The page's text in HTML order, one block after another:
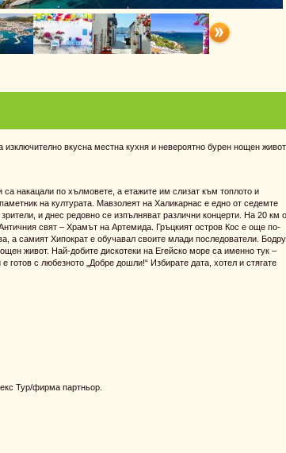
вкусна местна кухня и невероятно бурен нощен живот.
накацали по хълмовете, а етажите им слизат към топлото и
на културата. Мавзолеят на Халикарнас е едно от седемте
и днес редовно се изпълняват различни концерти. На 20 км
свят – Храмът на Артемида. Гръцкият остров Кос е още по-
а самият Хипократ е обучавал своите млади последователи.
живот. Най-добите дискотеки на Егейско море са именно тук –
с любезното „Добре дошли!“ Избирате дата, хотел и стягате
Тур/фирма партньор.